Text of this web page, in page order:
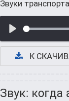
Звуки транспорта
К
Звук: